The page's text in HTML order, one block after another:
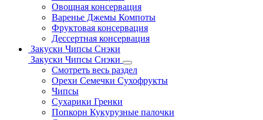
Овощная консервация
Варенье Джемы Компоты
Фруктовая консервация
Дессертная консервация
Закуски Чипсы Снэки
Закуски Чипсы Снэки
Смотреть весь раздел
Орехи Семечки Сухофрукты
Чипсы
Сухарики Гренки
Попкорн Кукурузные палочки